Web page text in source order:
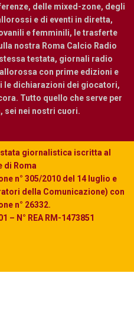
delle mixed-zone, degli
e di eventi in diretta,
e femminili, le trasferte
nostra Roma Calcio Radio
testata, giornali radio
con prime edizioni e
le dichiarazioni dei giocatori,
Tutto quello che serve per
sei nei nostri cuori.
giornalistica iscritta al
di Roma
n° 305/2010 del 14 luglio e
della Comunicazione) con
n° 26332.
– N° REA RM-1473851